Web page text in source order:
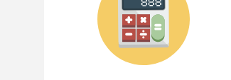
Кадровые документы и
образцы
Персональные данные